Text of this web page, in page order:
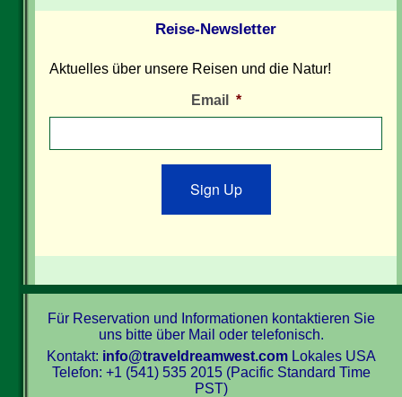
Reise-Newsletter
Aktuelles über unsere Reisen und die Natur!
Email *
Sign Up
Für Reservation und Informationen kontaktieren Sie
uns bitte über Mail oder telefonisch.
Kontakt: info@traveldreamwest.comLokales USA
Telefon: +1 (541) 535 2015 (Pacific Standard Time
PST)